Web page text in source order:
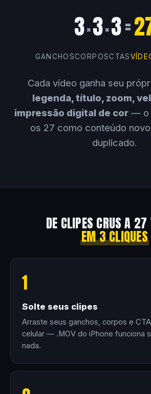
3×3×3=
GANCHOSCORPOSCTAS
Cada vídeo ganha seu
legenda, título, zoom,
impressão digital de cor — o
os 27 como conteúdo
duplicado.
DE CLIPES CRUS A 27
EM 3 CLIQUES
1
Solte seus clipes
Arraste seus ganchos, corpos e
celular — .MOV do iPhone funciona
nada.